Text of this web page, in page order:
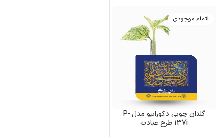
اتمام موجودی
گلدان چوبی دکوراتیو مدل P-
137i طرح عبادت